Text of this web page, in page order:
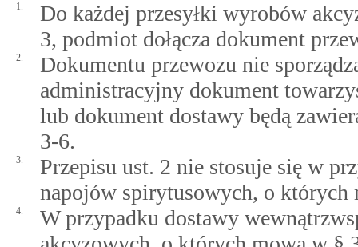
1.
Do każdej przesyłki wyrobów
3, podmiot dołącza dokument
2.
Dokumentu przewozu nie
administracyjny dokument
lub dokument dostawy będą
3-6.
3.
Przepisu ust. 2 nie stosuje się w
napojów spirytusowych, o których
4.
W przypadku dostawy